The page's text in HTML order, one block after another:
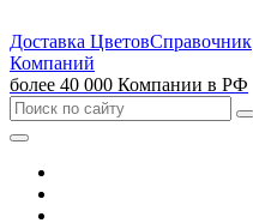
Доставка ЦветовСправочник
Компаний
более 40 000 Компании в РФ